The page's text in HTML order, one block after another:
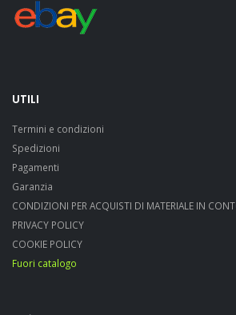
UTILI
Termini e condizioni
Spedizioni
Pagamenti
Garanzia
CONDIZIONI PER ACQUISTI DI MATERIALE IN
PRIVACY POLICY
COOKIE POLICY
Fuori catalogo